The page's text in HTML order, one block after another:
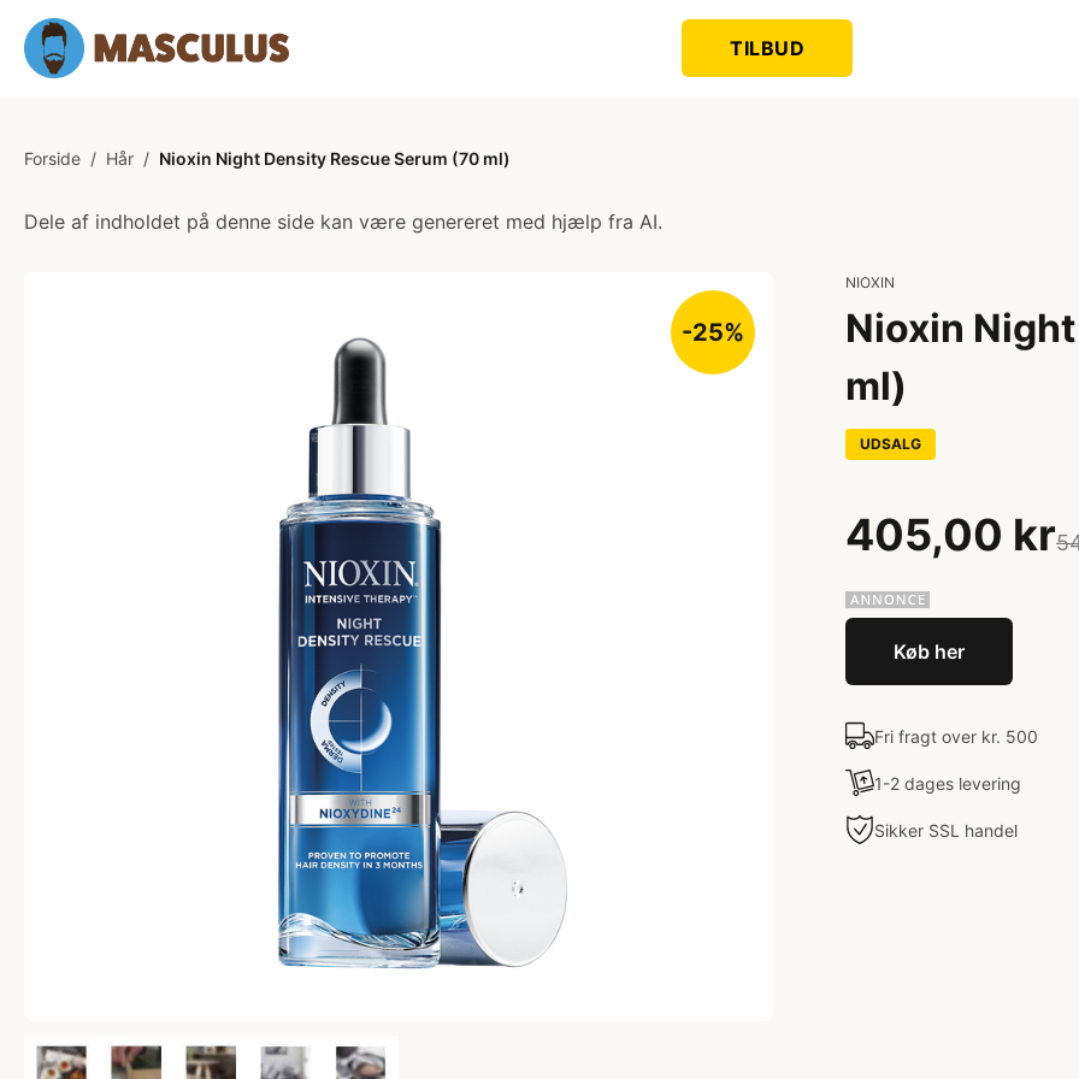
TILBUD
Forside / Hår / Nioxin Night Density Rescue Serum (70 ml)
Dele af indholdet på denne side kan være genereret med hjælp fra AI.
-25%
NIOXIN
Nioxin
ml)
UDSALG
405,00 kr
Køb her
Fri fragt over kr. 500
1-2 dages levering
Sikker SSL handel